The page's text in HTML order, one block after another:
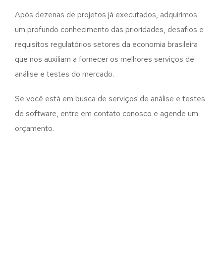
Após dezenas de projetos já executados, adquirimos
um profundo conhecimento das prioridades, desafios e
requisitos regulatórios setores da economia brasileira
que nos auxiliam a fornecer os melhores serviços de
análise e testes do mercado.
Se você está em busca de serviços de análise e testes
de software, entre em contato conosco e agende um
orçamento.